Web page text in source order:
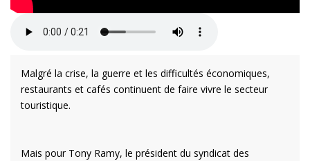
Malgré la crise, la guerre et les difficultés économiques,
restaurants et cafés continuent de faire vivre le secteur
touristique.
Mais pour Tony Ramy, le président du syndicat des